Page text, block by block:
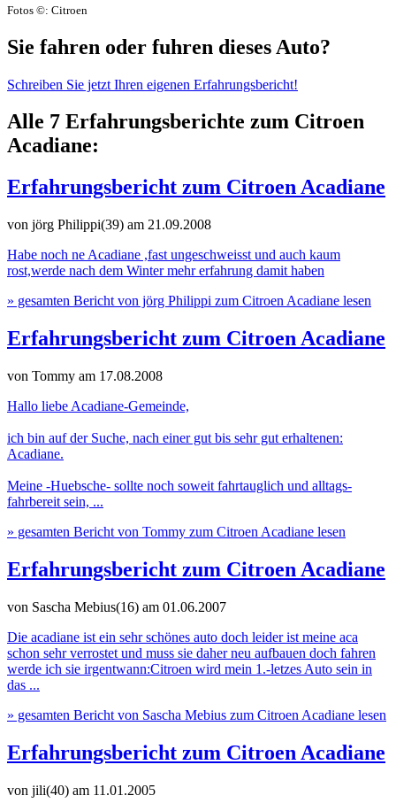
Fotos ©: Citroen
Sie fahren oder fuhren dieses Auto?
Schreiben Sie jetzt Ihren eigenen Erfahrungsbericht!
Alle 7 Erfahrungsberichte zum Citroen
Acadiane:
Erfahrungsbericht zum Citroen Acadiane
von jörg Philippi(39) am 21.09.2008
Habe noch ne Acadiane ,fast ungeschweisst und auch kaum
rost,werde nach dem Winter mehr erfahrung damit haben
» gesamten Bericht von jörg Philippi zum Citroen Acadiane lesen
Erfahrungsbericht zum Citroen Acadiane
von Tommy am 17.08.2008
Hallo liebe Acadiane-Gemeinde,
ich bin auf der Suche, nach einer gut bis sehr gut erhaltenen:
Acadiane.
Meine -Huebsche- sollte noch soweit fahrtauglich und alltags-
fahrbereit sein, ...
» gesamten Bericht von Tommy zum Citroen Acadiane lesen
Erfahrungsbericht zum Citroen Acadiane
von Sascha Mebius(16) am 01.06.2007
Die acadiane ist ein sehr schönes auto doch leider ist meine aca
schon sehr verrostet und muss sie daher neu aufbauen doch fahren
werde ich sie irgentwann:Citroen wird mein 1.-letzes Auto sein in
das ...
» gesamten Bericht von Sascha Mebius zum Citroen Acadiane lesen
Erfahrungsbericht zum Citroen Acadiane
von jili(40) am 11.01.2005